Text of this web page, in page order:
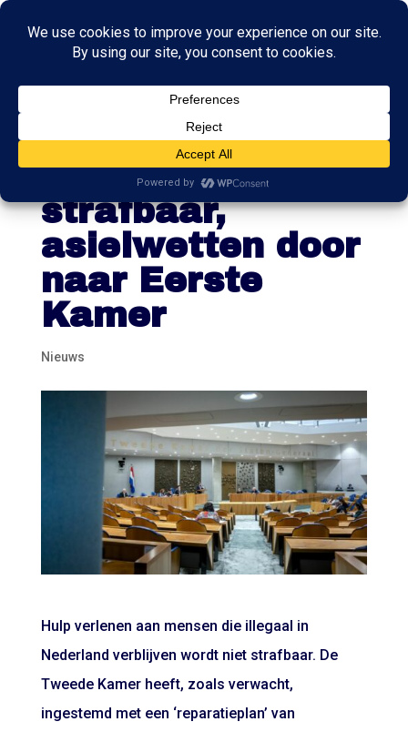
Hulp bij illegaal
verblijf niet
strafbaar,
asielwetten door
naar Eerste
Kamer
Nieuws
Hulp verlenen aan mensen die illegaal in
Nederland verblijven wordt niet strafbaar. De
Tweede Kamer heeft, zoals verwacht,
ingestemd met een ‘reparatieplan’ van